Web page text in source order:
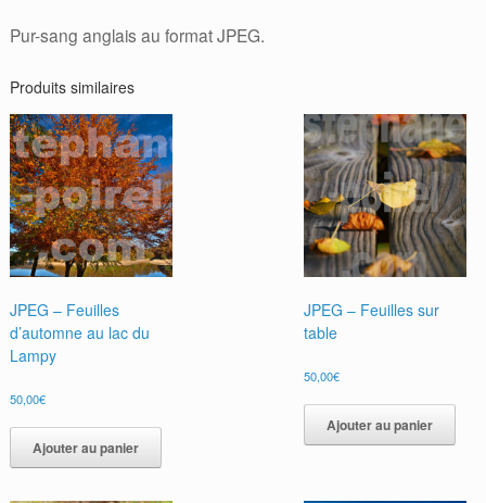
Pur-sang anglais au format JPEG.
Produits similaires
JPEG – Feuilles
d’automne au lac du
Lampy
50,00€
Ajouter au panier
JPEG – Feuilles sur
table
50,00€
Ajouter au panier